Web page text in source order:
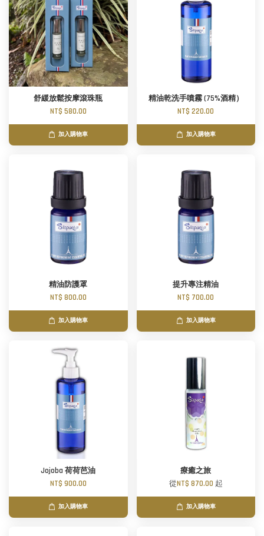
舒緩放鬆按摩滾珠瓶
NT$ 580.00
加入購物車
精油乾洗手噴霧 (75%酒精）
NT$ 220.00
加入購物車
精油防護罩
NT$ 800.00
加入購物車
提升專注精油
NT$ 700.00
加入購物車
Jojoba 荷荷芭油
NT$ 900.00
加入購物車
療癒之旅
從NT$ 870.00 起
加入購物車